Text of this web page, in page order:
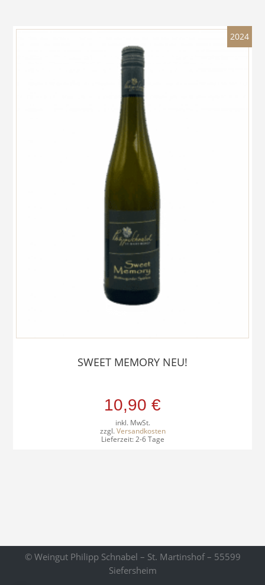
2024
SWEET MEMORY NEU!
10,90 €
inkl. MwSt.
zzgl.Versandkosten
Lieferzeit:2-6 Tage
© Weingut Philipp Schnabel – St. Martinshof – 55599
Siefersheim